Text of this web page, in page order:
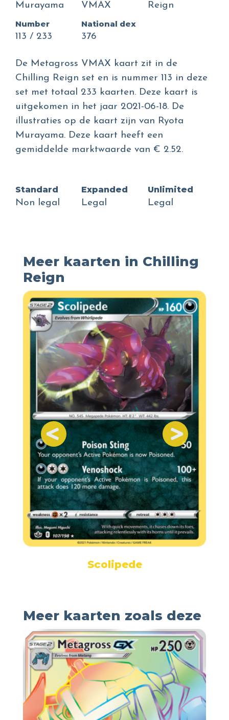
Murayama
VMAX
Reign
Number
113 / 233
National dex
376
De Metagross VMAX kaart zit in de
Chilling Reign set en is nummer 113 in deze
set met totaal 233 kaarten. Deze kaart is
uitgekomen in het jaar 2021-06-18. De
illustraties op de kaart zijn van Ryota
Murayama. Deze kaart heeft een
gemiddelde marktwaarde van € 2.52.
Standard
Non legal
Expanded
Legal
Unlimited
Legal
Meer kaarten in Chilling
Reign
Scolipede
Meer kaarten zoals deze